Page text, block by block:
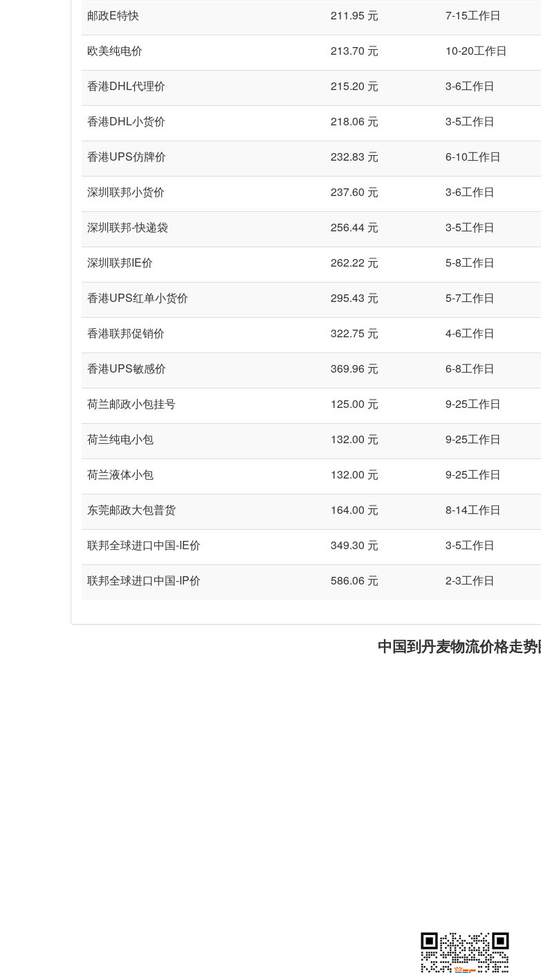
邮政E特快 211.95 元 7-15工作日
欧美纯电价 213.70 元 10-20工作日
香港DHL代理价 215.20 元 3-6工作日
香港DHL小货价 218.06 元 3-5工作日
香港UPS仿牌价 232.83 元 6-10工作日
深圳联邦小货价 237.60 元 3-6工作日
深圳联邦-快递袋 256.44 元 3-5工作日
深圳联邦IE价 262.22 元 5-8工作日
香港UPS红单小货价 295.43 元 5-7工作日
香港联邦促销价 322.75 元 4-6工作日
香港UPS敏感价 369.96 元 6-8工作日
荷兰邮政小包挂号 125.00 元 9-25工作日
荷兰纯电小包 132.00 元 9-25工作日
荷兰液体小包 132.00 元 9-25工作日
东莞邮政大包普货 164.00 元 8-14工作日
联邦全球进口中国-IE价 349.30 元 3-5工作日
联邦全球进口中国-IP价 586.06 元 2-3工作日
中国到丹麦物流价格走势